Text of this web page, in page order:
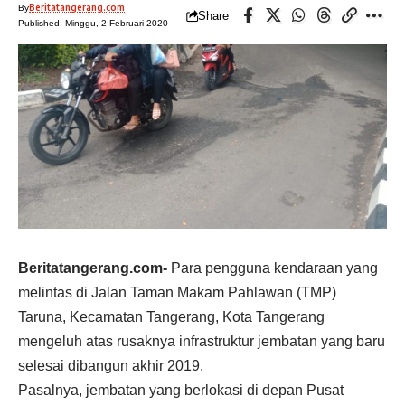
ByBeritatangerang.com
Published: Minggu, 2 Februari 2020
Share
Beritatangerang.com- Para pengguna kendaraan yang
melintas di Jalan Taman Makam Pahlawan (TMP)
Taruna, Kecamatan Tangerang, Kota Tangerang
mengeluh atas rusaknya infrastruktur jembatan yang baru
selesai dibangun akhir 2019.
Pasalnya, jembatan yang berlokasi di depan Pusat